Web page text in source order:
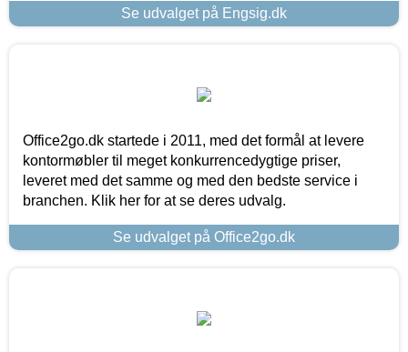
Se udvalget på Engsig.dk
Office2go.dk startede i 2011, med det formål at levere
kontormøbler til meget konkurrencedygtige priser,
leveret med det samme og med den bedste service i
branchen. Klik her for at se deres udvalg.
Se udvalget på Office2go.dk